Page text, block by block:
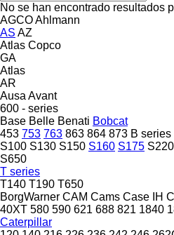
No se han encontrado resultados
AGCOAhlmann
AS AZ
Atlas Copco
GA
Atlas
AR
Ausa Avant
600 - series
Base Belle Benati Bobcat
453 753 763 863 864 873 B series
S100 S130 S150 S160 S175 S220
S650
T series
T140 T190 T650
BorgWarner CAM Cams Case IH
40XT 580 590 621 688 821 1840
Caterpillar